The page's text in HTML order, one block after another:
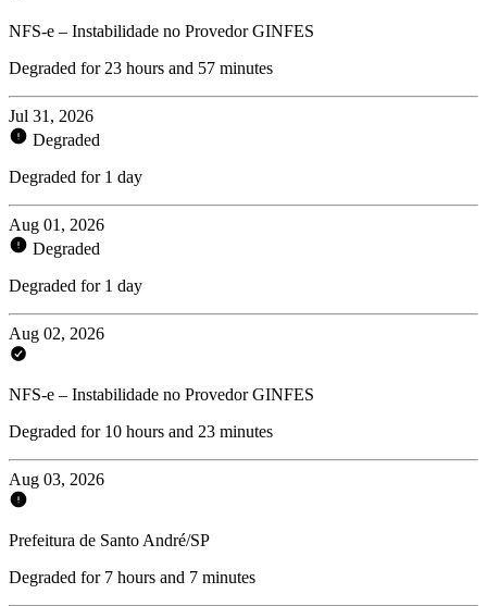
NFS-e – Instabilidade no Provedor GINFES
Degraded for 23 hours and 57 minutes
Jul 31, 2026
Degraded
Degraded for 1 day
Aug 01, 2026
Degraded
Degraded for 1 day
Aug 02, 2026
NFS-e – Instabilidade no Provedor GINFES
Degraded for 10 hours and 23 minutes
Aug 03, 2026
Prefeitura de Santo André/SP
Degraded for 7 hours and 7 minutes